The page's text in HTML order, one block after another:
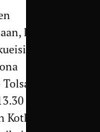
kun
alkaen.